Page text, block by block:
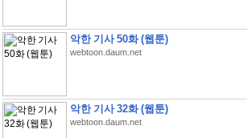
악한 기사 50화 (웹툰)
webtoon.daum.net
악한 기사 32화 (웹툰)
webtoon.daum.net